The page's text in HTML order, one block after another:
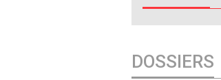
DOSSIERS